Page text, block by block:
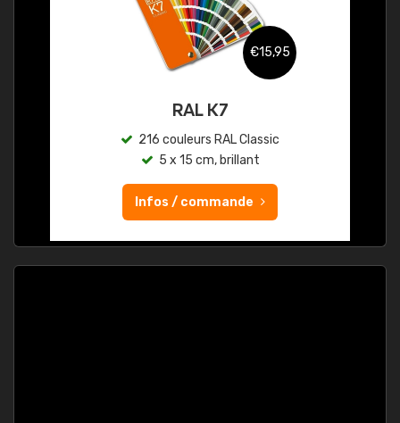
€15,95
RAL K7
216 couleurs RAL Classic
5 x 15 cm, brillant
Infos / commande